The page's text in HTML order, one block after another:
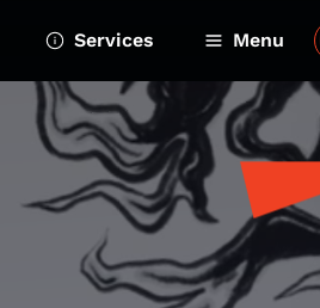
Services Menu